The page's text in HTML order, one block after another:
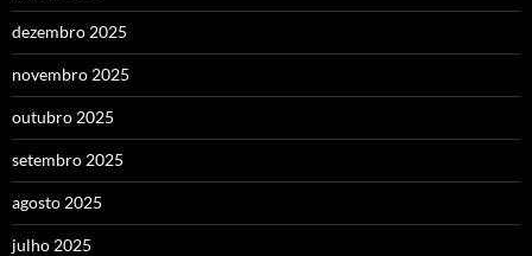
dezembro 2025
novembro 2025
outubro 2025
setembro 2025
agosto 2025
julho 2025